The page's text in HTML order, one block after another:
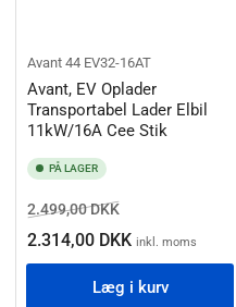
Avant 44 EV32-16AT
Avant, EV Oplader
Transportabel Lader Elbil
11kW/16A Cee Stik
PÅ LAGER
Normalpris
2.499,00 DKKSalgspris
2.314,00 DKK inkl. moms
Læg i kurv